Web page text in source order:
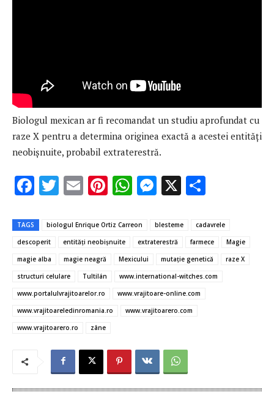
Biologul mexican ar fi recomandat un studiu aprofundat cu
raze X pentru a determina originea exactă a acestei entități
neobişnuite, probabil extraterestră.
F
e
b
o
o
k
T
it
te
r
E
ai
l
Pi
er
es
W
at
s
A
p
p
M
se
n
g
er
X
ta
je
az
ă
TAGS biologul Enrique Ortiz Carreon blesteme
cadavrele
descoperit
entități neobişnuite extraterestră farmece
Magie
magie alba
magie neagră Mexicului mutaţie genetică
raze X
structuri celulare
Tultilán
www.international-witches.com
www.portalulvrajitoarelor.ro
www.vrajitoare-online.com
www.vrajitoareledinromania.ro
www.vrajitoarero.com
www.vrajitoarero.ro
zâne